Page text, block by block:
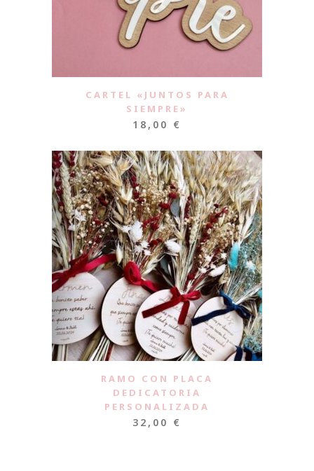
CARTEL «JUNTOS PARA
SIEMPRE»
18,00 €
RAMO CON PLACA
DEDICATORIA
PERSONALIZADA
32,00 €